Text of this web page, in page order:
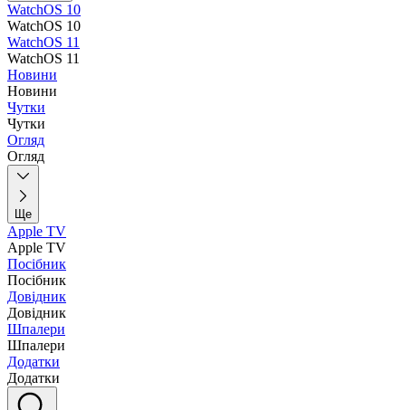
WatchOS 10
WatchOS 10
WatchOS 11
WatchOS 11
Новини
Новини
Чутки
Чутки
Огляд
Огляд
Ще
Apple TV
Apple TV
Посібник
Посібник
Довідник
Довідник
Шпалери
Шпалери
Додатки
Додатки